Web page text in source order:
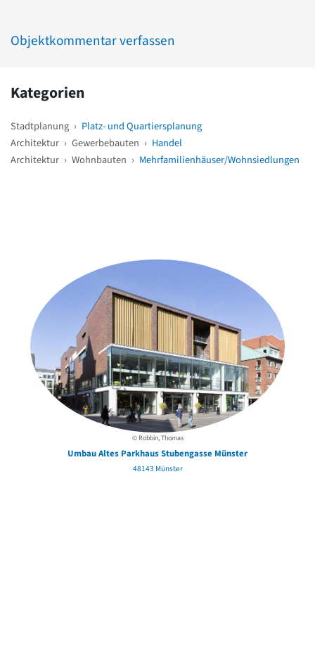
Objektkommentar verfassen
Kategorien
Stadtplanung › Platz- und Quartiersplanung
Architektur › Gewerbebauten › Handel
Architektur › Wohnbauten › Mehrfamilienhäuser/Wohnsiedlungen
© Robbin, Thomas
Umbau Altes Parkhaus Stubengasse Münster
48143 Münster